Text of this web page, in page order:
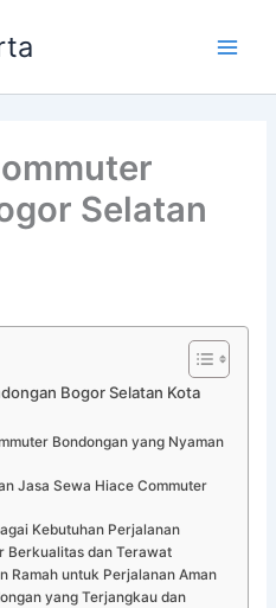
Selatan
Bogor Selatan Kota
Bondongan yang Nyaman
Jasa Sewa Hiace Commuter
Kebutuhan Perjalanan
Berkualitas dan Terawat
Ramah untuk Perjalanan Aman
yang Terjangkau dan